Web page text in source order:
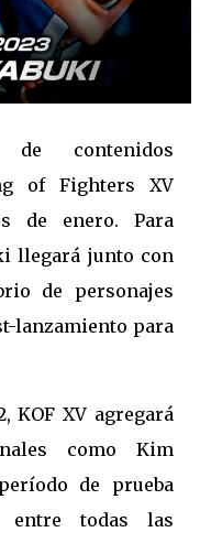
de contenidos
of Fighters XV
de enero. Para
llegará junto con
de personajes
lanzamiento para
KOF XV agregará
como Kim
de prueba
entre todas las